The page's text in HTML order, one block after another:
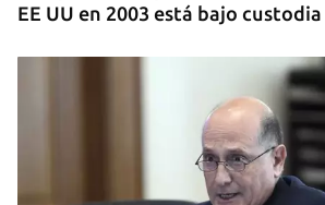
EE UU en 2003 está bajo custodia